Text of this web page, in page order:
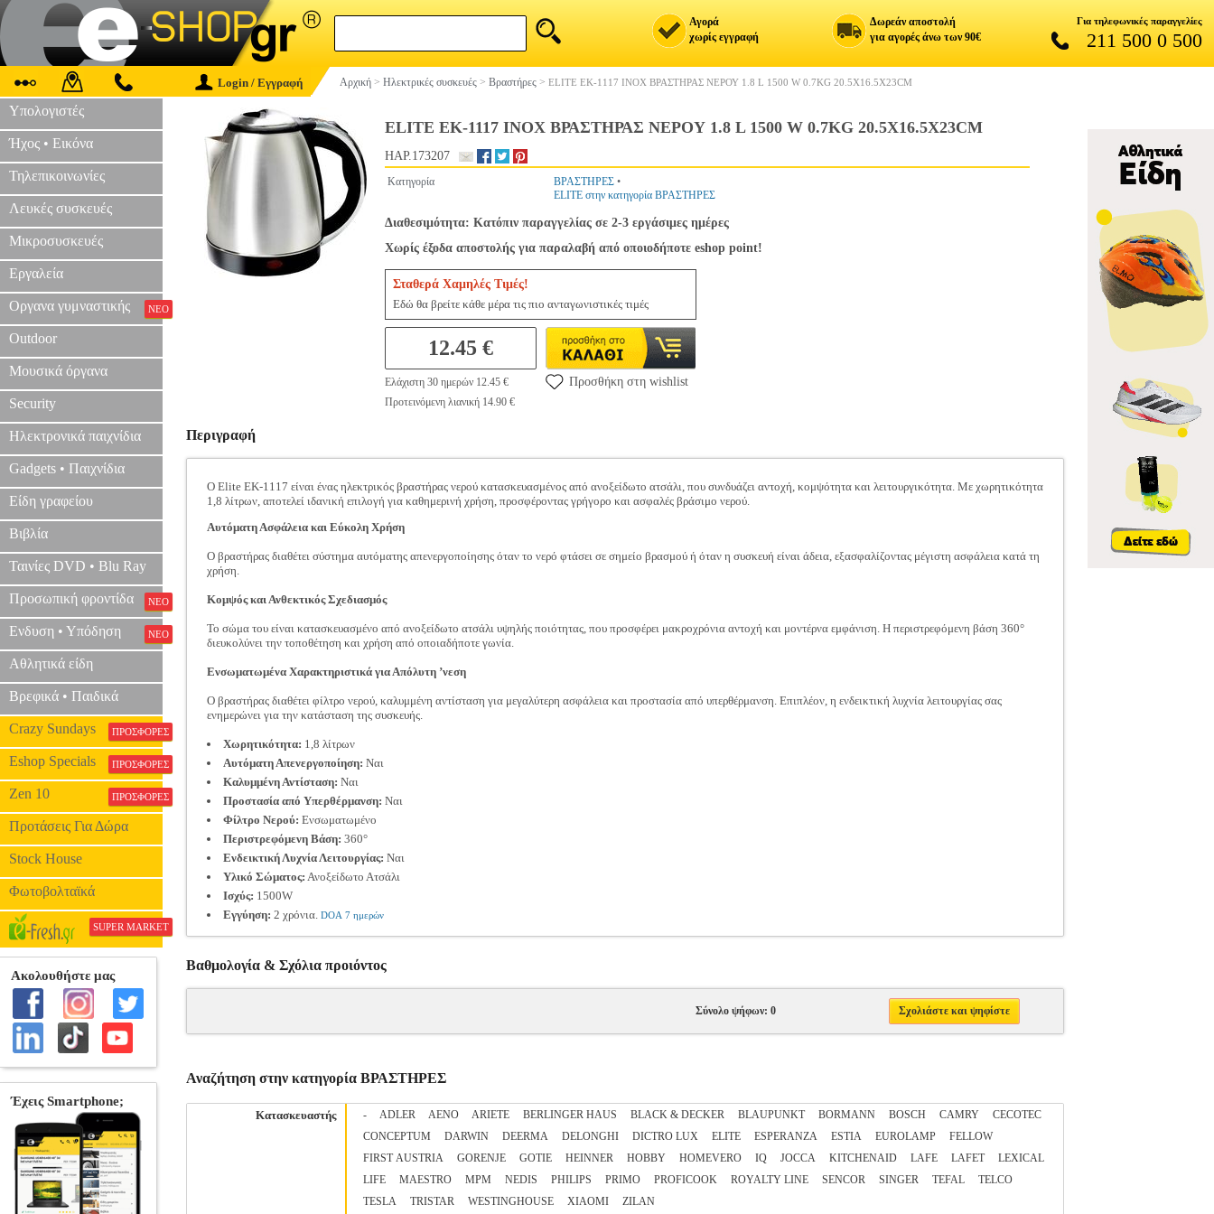
Αγορά
χωρίς εγγραφή
Δωρεάν αποστολή
για αγορές άνω των 90€
Για τηλεφωνικές παραγγελίες
211 500 0 500
Login / Εγγραφή Αρχική > Ηλεκτρικές συσκευές > Βραστήρες > ELITE EK-1117 INOX ΒΡΑΣΤΗΡΑΣ ΝΕΡΟΥ 1.8 L 1500 W 0.7KG 20.5X16.5X23CM
Υπολογιστές
Ήχος • Εικόνα
Τηλεπικοινωνίες
Λευκές συσκευές
Μικροσυσκευές
Εργαλεία
Οργανα γυμναστικής ΝΕΟ
Outdoor
Μουσικά όργανα
Security
Ηλεκτρονικά παιχνίδια
Gadgets • Παιχνίδια
Είδη γραφείου
Βιβλία
Ταινίες DVD • Blu Ray
Προσωπική φροντίδα ΝΕΟ
Ενδυση • Υπόδηση ΝΕΟ
Αθλητικά είδη
Βρεφικά • Παιδικά
Crazy Sundays ΠΡΟΣΦΟΡΕΣ
Eshop Specials ΠΡΟΣΦΟΡΕΣ
Zen 10 ΠΡΟΣΦΟΡΕΣ
Προτάσεις Για Δώρα
Stock House
Φωτοβολταϊκά
SUPER MARKET
ELITE EK-1117 INOX ΒΡΑΣΤΗΡΑΣ ΝΕΡΟΥ 1.8 L 1500 W 0.7KG 20.5X16.5X23CM
HAP.173207
Κατηγορία ΒΡΑΣΤΗΡΕΣ •
ELITE στην κατηγορία ΒΡΑΣΤΗΡΕΣ
Διαθεσιμότητα: Κατόπιν παραγγελίας σε 2-3 εργάσιμες ημέρες
Χωρίς έξοδα αποστολής για παραλαβή από οποιοδήποτε eshop point!
Σταθερά Χαμηλές Τιμές!
Εδώ θα βρείτε κάθε μέρα τις πιο ανταγωνιστικές τιμές
12.45 €
Ελάχιστη 30 ημερών 12.45 €
Προτεινόμενη λιανική 14.90 €
Προσθήκη στη wishlist
Περιγραφή
Ο Elite EK-1117 είναι ένας ηλεκτρικός βραστήρας νερού κατασκευασμένος από ανοξείδωτο ατσάλι, που συνδυάζει αντοχή, κομψότητα και λειτουργικότητα. Με χωρητικότητα
1,8 λίτρων, αποτελεί ιδανική επιλογή για καθημερινή χρήση, προσφέροντας γρήγορο και ασφαλές βράσιμο νερού.
Αυτόματη Ασφάλεια και Εύκολη Χρήση
Ο βραστήρας διαθέτει σύστημα αυτόματης απενεργοποίησης όταν το νερό φτάσει σε σημείο βρασμού ή όταν η συσκευή είναι άδεια, εξασφαλίζοντας μέγιστη ασφάλεια κατά τη
χρήση.
Κομψός και Ανθεκτικός Σχεδιασμός
Το σώμα του είναι κατασκευασμένο από ανοξείδωτο ατσάλι υψηλής ποιότητας, που προσφέρει μακροχρόνια αντοχή και μοντέρνα εμφάνιση. Η περιστρεφόμενη βάση 360°
διευκολύνει την τοποθέτηση και χρήση από οποιαδήποτε γωνία.
Ενσωματωμένα Χαρακτηριστικά για Απόλυτη ’νεση
Ο βραστήρας διαθέτει φίλτρο νερού, καλυμμένη αντίσταση για μεγαλύτερη ασφάλεια και προστασία από υπερθέρμανση. Επιπλέον, η ενδεικτική λυχνία λειτουργίας σας
ενημερώνει για την κατάσταση της συσκευής.
Χωρητικότητα: 1,8 λίτρων
Αυτόματη Απενεργοποίηση: Ναι
Καλυμμένη Αντίσταση: Ναι
Προστασία από Υπερθέρμανση: Ναι
Φίλτρο Νερού: Ενσωματωμένο
Περιστρεφόμενη Βάση: 360°
Ενδεικτική Λυχνία Λειτουργίας: Ναι
Υλικό Σώματος: Ανοξείδωτο Ατσάλι
Ισχύς: 1500W
Εγγύηση: 2 χρόνια. DOA 7 ημερών
Βαθμολογία & Σχόλια προιόντος
Σύνολο ψήφων: 0 Σχολιάστε και ψηφίστε
Αναζήτηση στην κατηγορία ΒΡΑΣΤΗΡΕΣ
Κατασκευαστής - ADLER AENO ARIETE BERLINGER HAUS BLACK & DECKER BLAUPUNKT BORMANN BOSCH CAMRY
CECOTEC
CONCEPTUM
DARWIN DEERMA DELONGHI DICTRO LUX ELITE ESPERANZA ESTIA EUROLAMP
FELLOW
FIRST AUSTRIA
GORENJE GOTIE HEINNER HOBBY HOMEVERO IQ JOCCA KITCHENAID LAFE LAFET
LEXICAL
LIFE
MAESTRO MPM NEDIS PHILIPS PRIMO PROFICOOK ROYALTY LINE SENCOR SINGER TEFAL
TELCO
TESLA
TRISTAR WESTINGHOUSE XIAOMI ZILAN